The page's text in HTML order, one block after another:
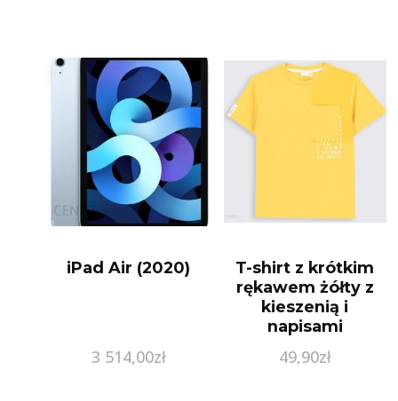
iPad Air (2020)
3 514,00zł
T-shirt z krótkim
rękawem żółty z
kieszenią i
napisami
49,90zł